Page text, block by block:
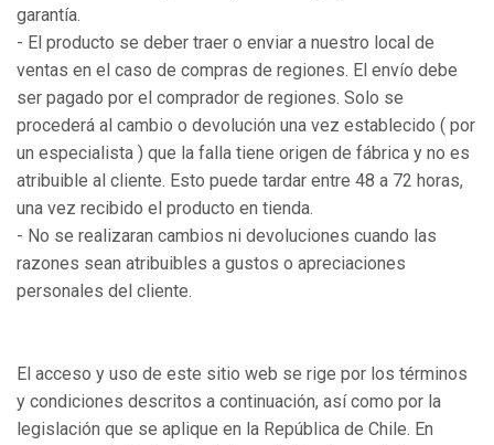
garantía.
- El producto se deber traer o enviar a nuestro local de
ventas en el caso de compras de regiones. El envío debe
ser pagado por el comprador de regiones. Solo se
procederá al cambio o devolución una vez establecido ( por
un especialista ) que la falla tiene origen de fábrica y no es
atribuible al cliente. Esto puede tardar entre 48 a 72 horas,
una vez recibido el producto en tienda.
- No se realizaran cambios ni devoluciones cuando las
razones sean atribuibles a gustos o apreciaciones
personales del cliente.
El acceso y uso de este sitio web se rige por los términos
y condiciones descritos a continuación, así como por la
legislación que se aplique en la República de Chile. En